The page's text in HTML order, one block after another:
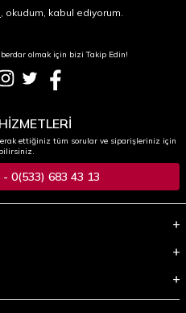
, okudum, kabul ediyorum.
olmak için bizi Takip Edin!
ettiğiniz tüm sorular ve siparişleriniz için
0(533) 683 43 13